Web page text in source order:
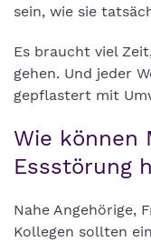
sein, wie sie
Es braucht viel
gehen. Und jeder
gepflastert mit
Wie können
Essstörung
Nahe Angehörige,
Kollegen sollten